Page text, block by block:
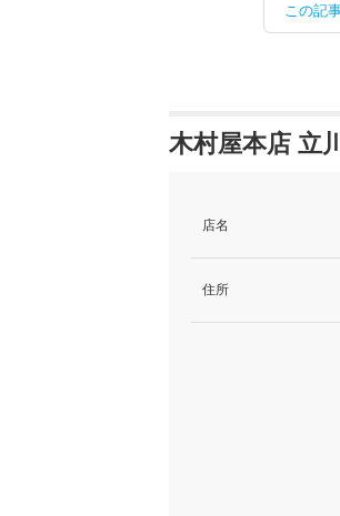
この記
木村屋本店 立
店名
住所